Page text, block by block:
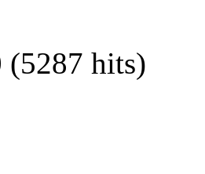
(5287 hits)